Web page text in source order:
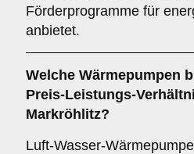
Förderprogramme für
anbietet.
Welche Wärmepumpen
Preis-Leistungs-
Markröhlitz?
Luft-Wasser-